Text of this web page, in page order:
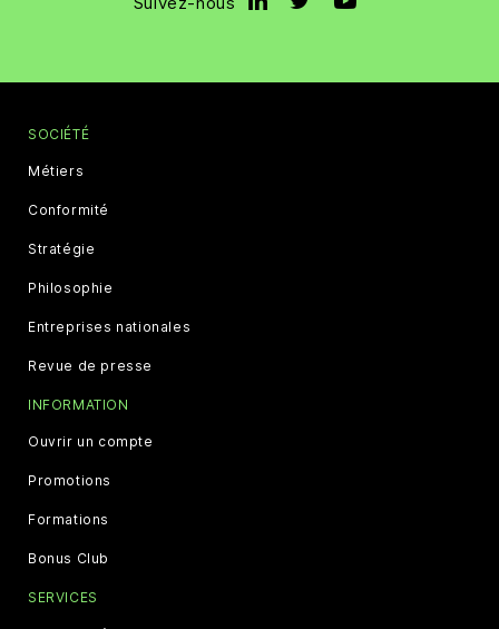
SOCIÉTÉ
Métiers
Conformité
Stratégie
Philosophie
Entreprises nationales
Revue de presse
INFORMATION
Ouvrir un compte
Promotions
Formations
Bonus Club
SERVICES